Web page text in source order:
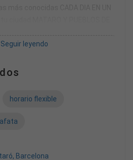
semanales de L a V. (09:00 a
Horario flexible.
mes + 450 € Brutos/mes por
Seguir leyendo
horario flexible
Barcelona